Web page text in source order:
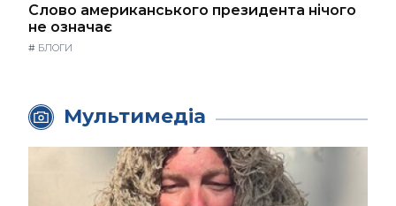
Слово американського президента нічого
не означає
# БЛОГИ
Мультимедіа